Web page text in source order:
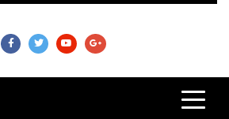
News For
Mass